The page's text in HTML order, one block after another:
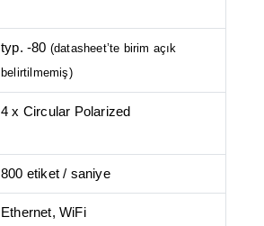
typ. -80 (datasheet’te birim açık
belirtilmemiş)
4 x Circular Polarized
800 etiket / saniye
Ethernet, WiFi